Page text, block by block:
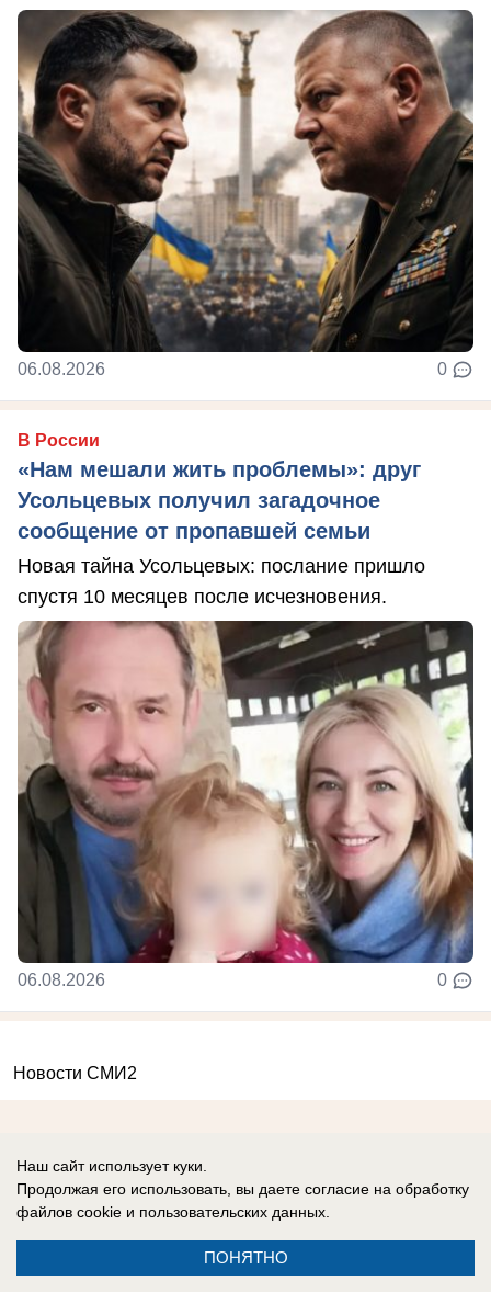
06.08.2026 0
В России
«Нам мешали жить проблемы»: друг
Усольцевых получил загадочное
сообщение от пропавшей семьи
Новая тайна Усольцевых: послание пришло
спустя 10 месяцев после исчезновения.
06.08.2026 0
Новости СМИ2
Реклама на сайте
Контакты
Информация
Наш сайт использует куки.
Продолжая его использовать, вы даете согласие на обработку
файлов cookie и пользовательских данных.
ПОНЯТНО